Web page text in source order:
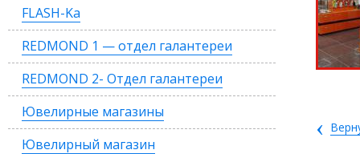
FLASH-Ka
REDMOND 1 — отдел галантереи
REDMOND 2- Отдел галантереи
Ювелирные магазины
Ювелирный магазин
‹